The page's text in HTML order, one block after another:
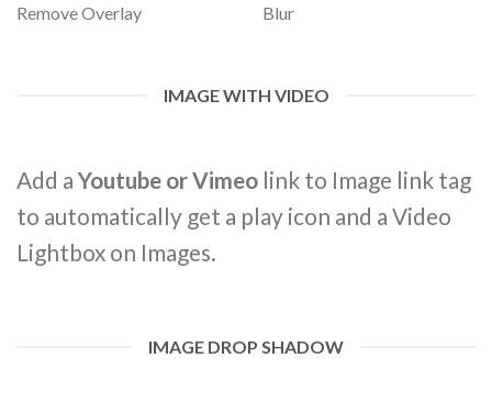
Remove Overlay Blur
IMAGE WITH VIDEO
Add aYoutube or Vimeo link to Image link tag
to automatically get a play icon and a Video
Lightbox on Images.
IMAGE DROP SHADOW